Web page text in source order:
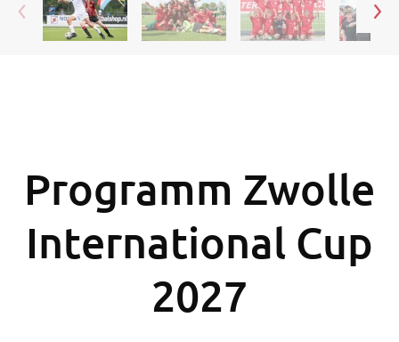
Programm Zwolle
International Cup
2027